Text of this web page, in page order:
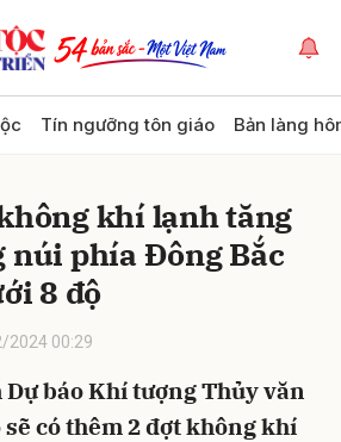
Tín ngưỡng tôn giáo Bản làng
khí lạnh tăng
núi phía Đông Bắc
8 độ
2024 00:29
báo Khí tượng Thủy văn
sẽ có thêm 2 đợt không khí